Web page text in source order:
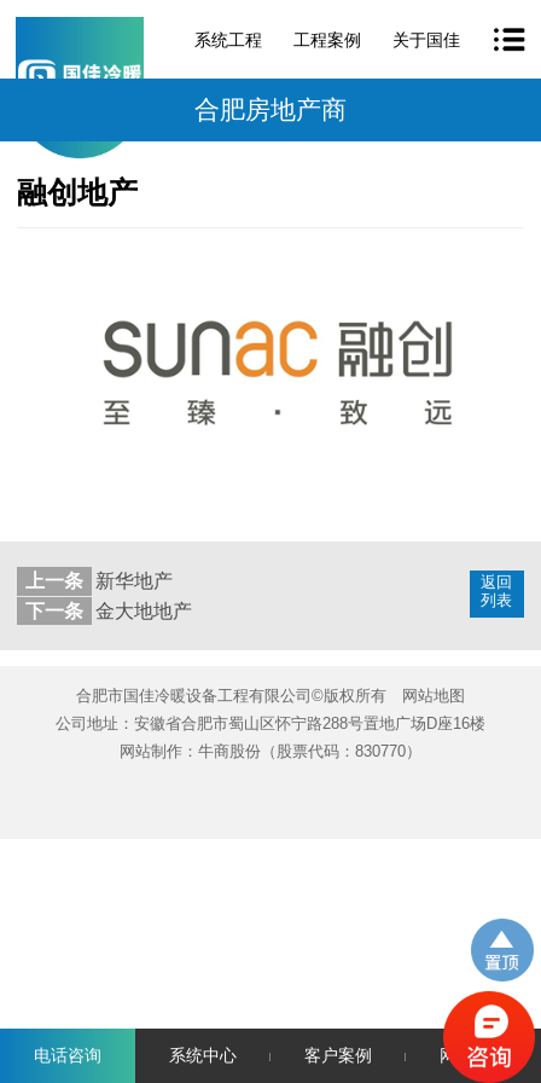
系统工程 工程案例 关于国佳
合肥房地产商
融创地产
返回
列表
上一条
新华地产
下一条 金大地地产
合肥市国佳冷暖设备工程有限公司©版权所有
网站地图
公司地址：安徽省合肥市蜀山区怀宁路288号置地广场D座16楼
网站制作： 牛商股份 （股票代码：830770）
电话咨询 系统中心 客户案例 网站首页